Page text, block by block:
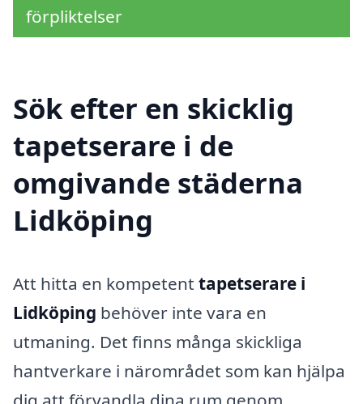
förpliktelser
Sök efter en skicklig
tapetserare i de
omgivande städerna
Lidköping
Att hitta en kompetent tapetserare i
Lidköping behöver inte vara en
utmaning. Det finns många skickliga
hantverkare i närområdet som kan hjälpa